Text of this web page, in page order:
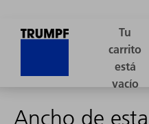
Ancho de